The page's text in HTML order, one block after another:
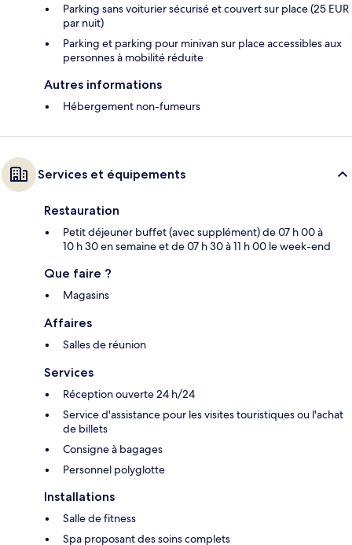
Parking sans voiturier sécurisé et couvert sur place (25 EUR
par nuit)
Parking et parking pour minivan sur place accessibles aux
personnes à mobilité réduite
Autres informations
Hébergement non-fumeurs
Services et équipements
Restauration
Petit déjeuner buffet (avec supplément) de 07 h 00 à
10 h 30 en semaine et de 07 h 30 à 11 h 00 le week-end
Que faire ?
Magasins
Affaires
Salles de réunion
Services
Réception ouverte 24 h/24
Service d'assistance pour les visites touristiques ou l'achat
de billets
Consigne à bagages
Personnel polyglotte
Installations
Salle de fitness
Spa proposant des soins complets